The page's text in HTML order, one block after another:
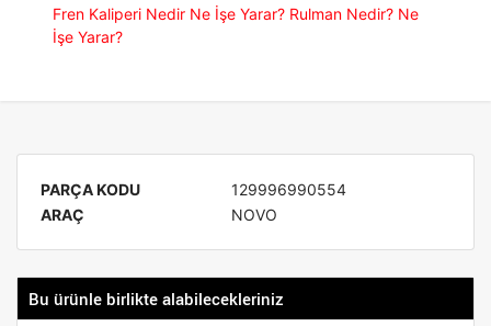
Fren Kaliperi Nedir Ne İşe Yarar? Rulman Nedir? Ne
İşe Yarar?
PARÇA KODU
129996990554
ARAÇ
NOVO
Bu ürünle birlikte alabilecekleriniz